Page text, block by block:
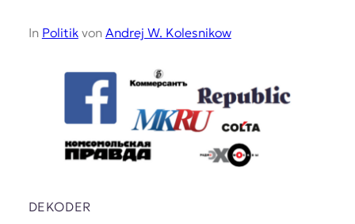
In Politikvon Andrej W. Kolesnikow
DEKODER